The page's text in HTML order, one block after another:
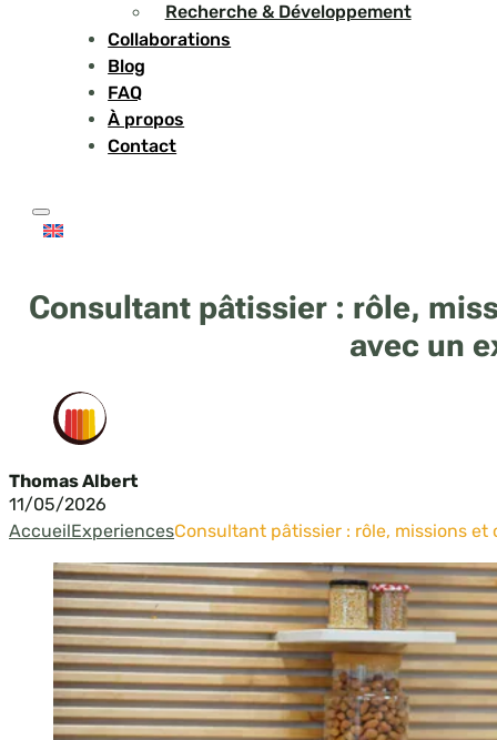
Recherche & Développement
Collaborations
Blog
FAQ
À propos
Contact
Consultant pâtissier : rôle,
avec un
Thomas Albert
11/05/2026
AccueilExperiencesConsultant pâtissier : rôle, missions